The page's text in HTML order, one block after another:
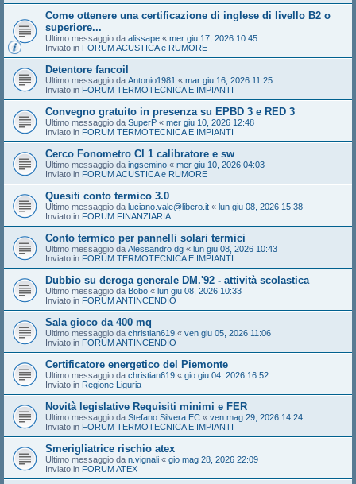
Come ottenere una certificazione di inglese di livello B2 o
superiore...
Ultimo messaggio da alissape « mer giu 17, 2026 10:45
Inviato in FORUM ACUSTICA e RUMORE
Detentore fancoil
Ultimo messaggio da Antonio1981 « mar giu 16, 2026 11:25
Inviato in FORUM TERMOTECNICA E IMPIANTI
Convegno gratuito in presenza su EPBD 3 e RED 3
Ultimo messaggio da SuperP « mer giu 10, 2026 12:48
Inviato in FORUM TERMOTECNICA E IMPIANTI
Cerco Fonometro Cl 1 calibratore e sw
Ultimo messaggio da ingsemino « mer giu 10, 2026 04:03
Inviato in FORUM ACUSTICA e RUMORE
Quesiti conto termico 3.0
Ultimo messaggio da luciano.vale@libero.it « lun giu 08, 2026 15:38
Inviato in FORUM FINANZIARIA
Conto termico per pannelli solari termici
Ultimo messaggio da Alessandro dg « lun giu 08, 2026 10:43
Inviato in FORUM TERMOTECNICA E IMPIANTI
Dubbio su deroga generale DM.'92 - attività scolastica
Ultimo messaggio da Bobo « lun giu 08, 2026 10:33
Inviato in FORUM ANTINCENDIO
Sala gioco da 400 mq
Ultimo messaggio da christian619 « ven giu 05, 2026 11:06
Inviato in FORUM ANTINCENDIO
Certificatore energetico del Piemonte
Ultimo messaggio da christian619 « gio giu 04, 2026 16:52
Inviato in Regione Liguria
Novità legislative Requisiti minimi e FER
Ultimo messaggio da Stefano Silvera EC « ven mag 29, 2026 14:24
Inviato in FORUM TERMOTECNICA E IMPIANTI
Smerigliatrice rischio atex
Ultimo messaggio da n.vignali « gio mag 28, 2026 22:09
Inviato in FORUM ATEX